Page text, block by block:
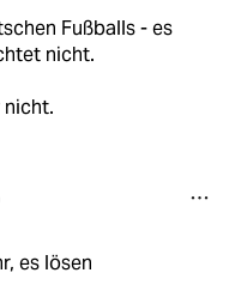
Fußballs - es
nicht.
nicht.
es lösen